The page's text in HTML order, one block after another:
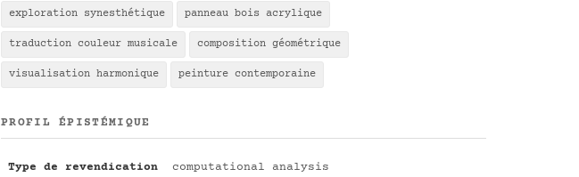
exploration synesthétique panneau bois acrylique
traduction couleur musicale composition géométrique
visualisation harmonique peinture contemporaine
PROFIL ÉPISTÉMIQUE
Type de revendication computational analysis